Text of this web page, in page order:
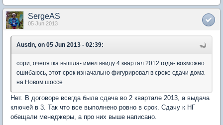
SergeAS
05 Jun 2013
Austin, on 05 Jun 2013 - 02:39:
сори, очепятка вышла- имел ввиду 4 квартал 2012 года- возможно
ошибаюсь, этот срок изначально фигурировал в сроке сдачи дома
на Новом шоссе
Нет. В договоре всегда была сдача во 2 квартале 2013, а выдача
ключей в 3. Так что все выполнено ровно в срок. Сдачу к НГ
обещали менеджеры, а про них выше написано.